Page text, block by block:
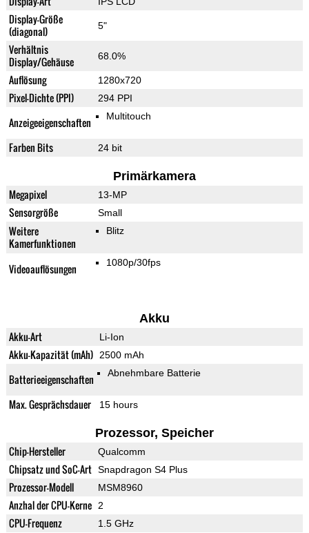
Display-Größe
(diagonal)
5"
Verhältnis
Display/Gehäuse
68.0%
Auflösung 1280x720
Pixel-Dichte (PPI) 294 PPI
Anzeigeeigenschaften Multitouch
Farben Bits 24 bit
Primärkamera
Megapixel 13-MP
Sensorgröße Small
Weitere
Kamerfunktionen
Blitz
Videoauflösungen 1080p/30fps
Akku
Akku-Art Li-Ion
Akku-Kapazität (mAh) 2500 mAh
Batterieeigenschaften Abnehmbare Batterie
Max. Gesprächsdauer 15 hours
Prozessor, Speicher
Chip-Hersteller Qualcomm
Chipsatz und SoC-Art Snapdragon S4 Plus
Prozessor-Modell MSM8960
Anzhal der CPU-Kerne 2
CPU-Frequenz 1.5 GHz